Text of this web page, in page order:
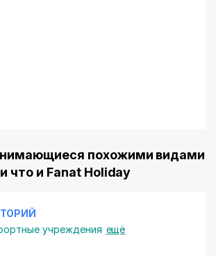
похожими видами
что и Fanat Holiday
учреждения ещё